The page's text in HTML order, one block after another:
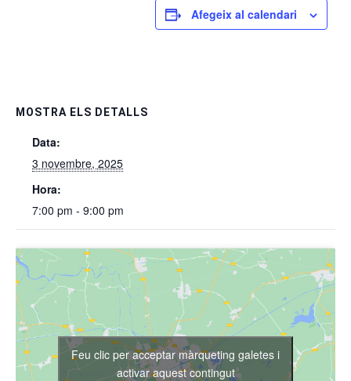
Afegeix al calendari
MOSTRA ELS DETALLS
Data:
3 novembre, 2025
Hora:
7:00 pm - 9:00 pm
Feu clic per acceptar màrqueting galetes i
activar aquest contingut